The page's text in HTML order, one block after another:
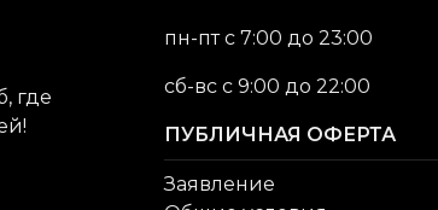
где
пн-пт с 7:00 до 23:00
сб-вс c 9:00 до 22:00
ПУБЛИЧНАЯ ОФЕРТА
Заявление